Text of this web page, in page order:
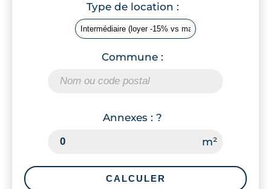
Type de location :
Commune :
Annexes : ?
CALCULER